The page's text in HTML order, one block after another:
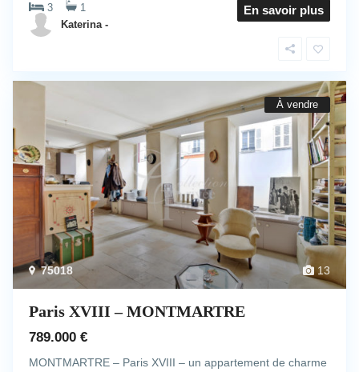
3 1 En savoir plus
Katerina -
13
75018
À vendre
Paris XVIII – MONTMARTRE
789.000 €
MONTMARTRE – Paris XVIII – un appartement de charme